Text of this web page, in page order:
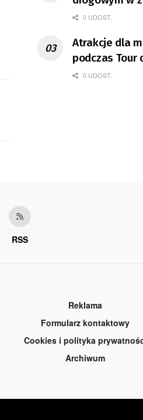
de Pologne
0 UDOST.
Atrakcje dla
podczas Tour
0 UDOST.
RSS
Reklama
Formularz kontaktowy
Cookies i polityka
Archiwum